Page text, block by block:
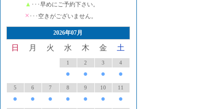
▲ ･･･早めにご予約下さい。
× ･･･空きがございません。
2026年07月
日 月 火 水 木 金 土
1
●
2
●
3
●
4
●
5
●
6
●
7
●
8
●
9
●
10
●
11
●